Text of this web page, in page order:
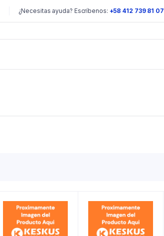
¿Necesitas ayuda? Escríbenos: +58 412 739 81 07